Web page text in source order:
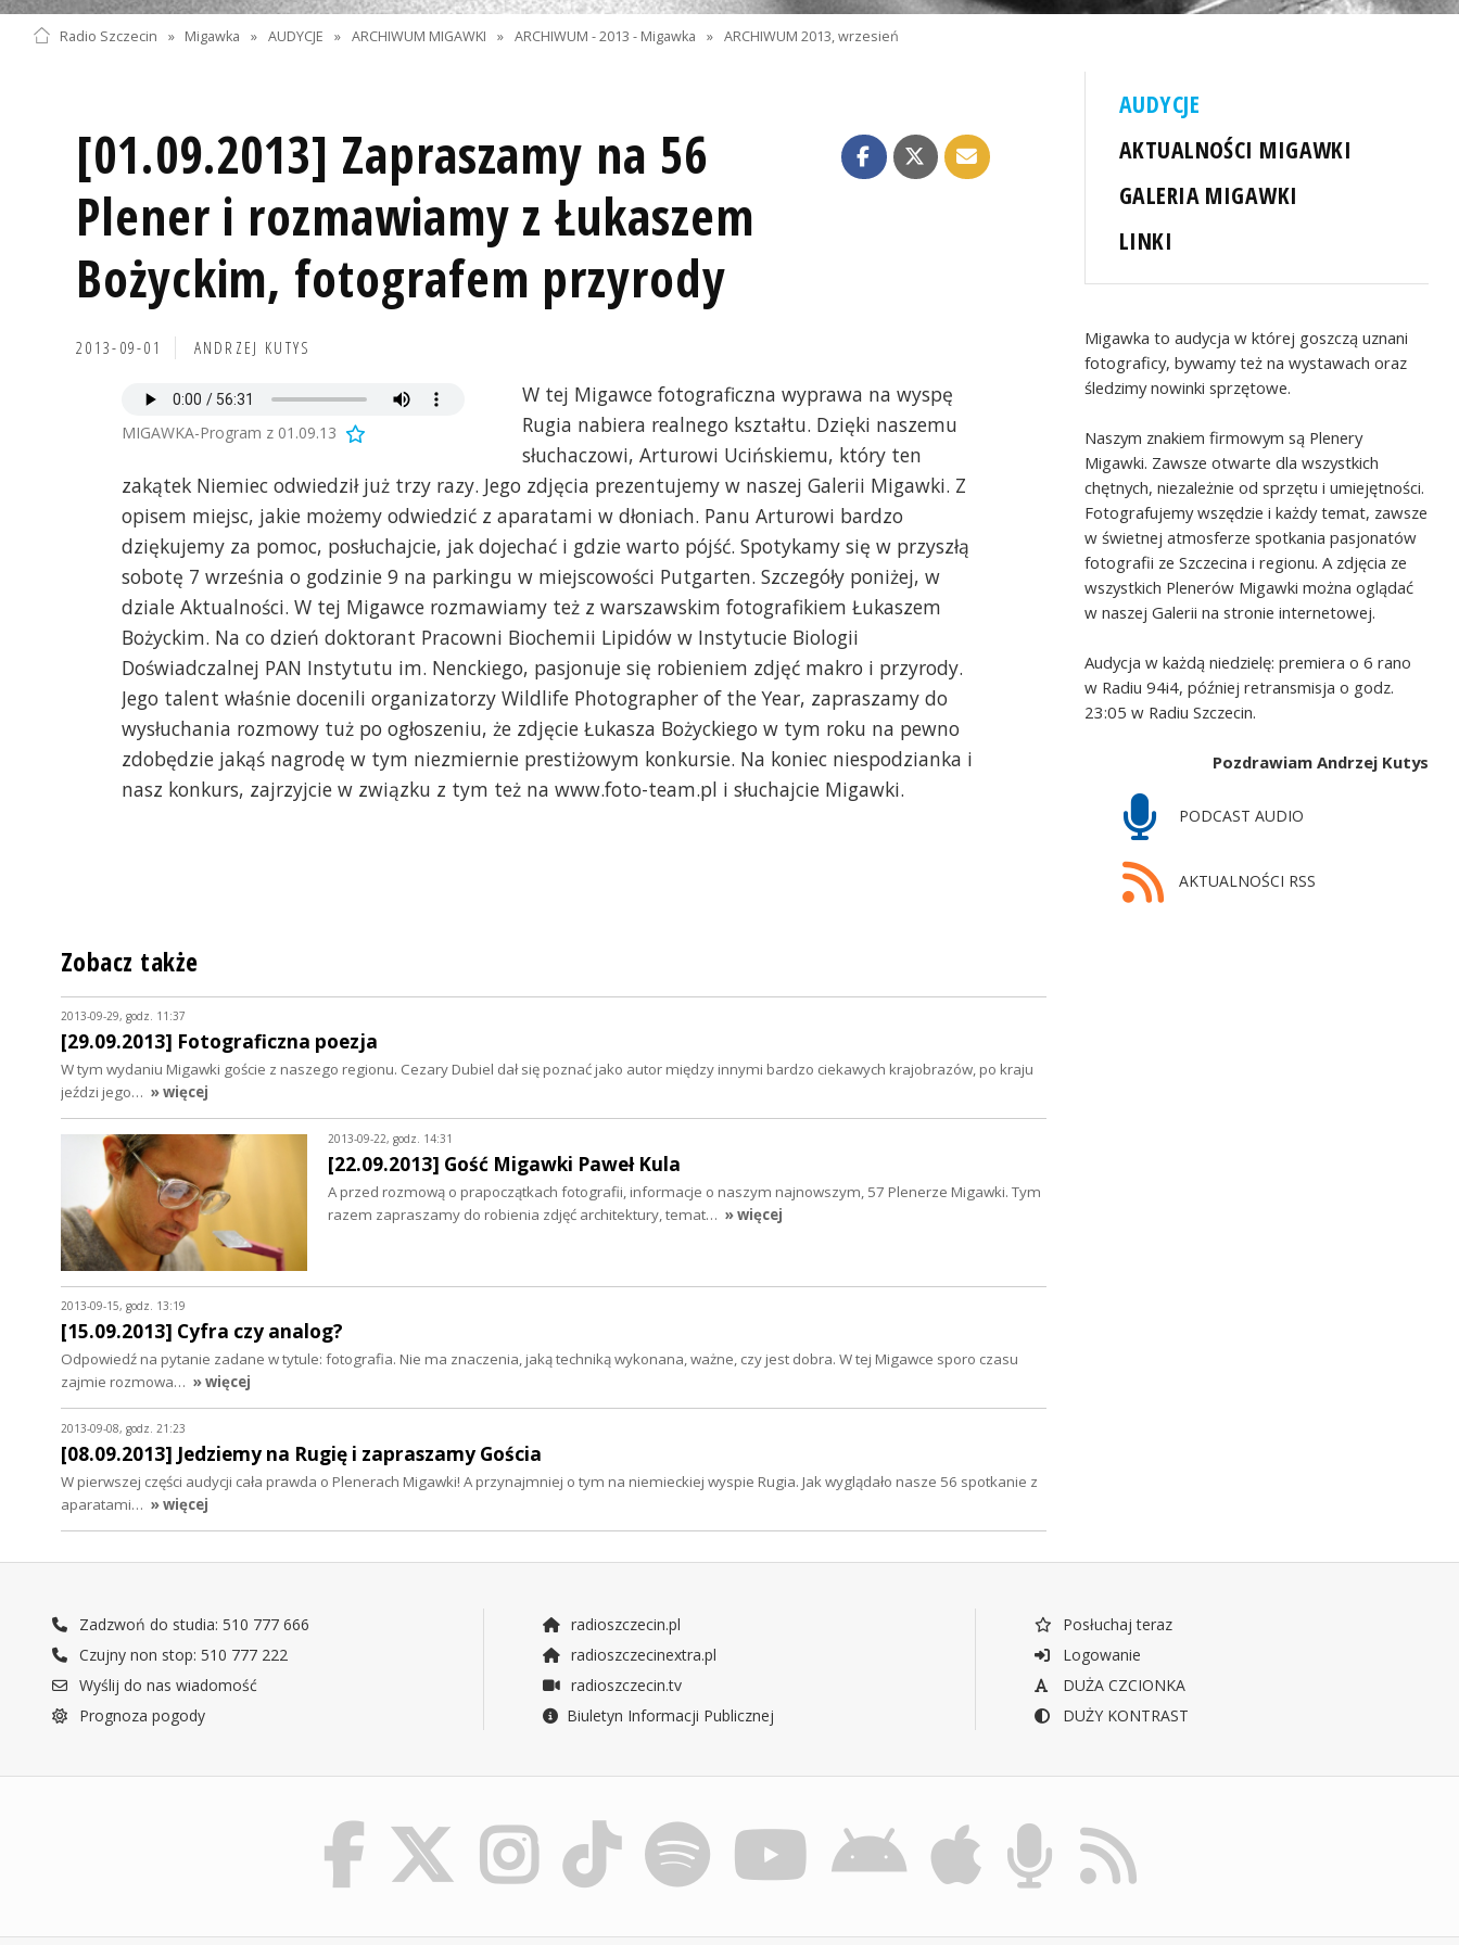
Radio Szczecin » Migawka » AUDYCJE » ARCHIWUM MIGAWKI » ARCHIWUM - 2013 - Migawka » ARCHIWUM 2013, wrzesień
[01.09.2013] Zapraszamy na 56
Plener i rozmawiamy z Łukaszem
Bożyckim, fotografem przyrody
2013-09-01 ANDRZEJ KUTYS
MIGAWKA-Program z 01.09.13
W tej Migawce fotograficzna wyprawa na wyspę
Rugia nabiera realnego kształtu. Dzięki naszemu
słuchaczowi, Arturowi Ucińskiemu, który ten
zakątek Niemiec odwiedził już trzy razy. Jego zdjęcia prezentujemy w naszej Galerii Migawki. Z
opisem miejsc, jakie możemy odwiedzić z aparatami w dłoniach. Panu Arturowi bardzo
dziękujemy za pomoc, posłuchajcie, jak dojechać i gdzie warto pójść. Spotykamy się w przyszłą
sobotę 7 września o godzinie 9 na parkingu w miejscowości Putgarten. Szczegóły poniżej, w
dziale Aktualności. W tej Migawce rozmawiamy też z warszawskim fotografikiem Łukaszem
Bożyckim. Na co dzień doktorant Pracowni Biochemii Lipidów w Instytucie Biologii
Doświadczalnej PAN Instytutu im. Nenckiego, pasjonuje się robieniem zdjęć makro i przyrody.
Jego talent właśnie docenili organizatorzy Wildlife Photographer of the Year, zapraszamy do
wysłuchania rozmowy tuż po ogłoszeniu, że zdjęcie Łukasza Bożyckiego w tym roku na pewno
zdobędzie jakąś nagrodę w tym niezmiernie prestiżowym konkursie. Na koniec niespodzianka i
nasz konkurs, zajrzyjcie w związku z tym też na www.foto-team.pl i słuchajcie Migawki.
AUDYCJE
AKTUALNOŚCI MIGAWKI
GALERIA MIGAWKI
LINKI
Migawka to audycja w której goszczą uznani
fotograficy, bywamy też na wystawach oraz
śledzimy nowinki sprzętowe.
Naszym znakiem firmowym są Plenery
Migawki. Zawsze otwarte dla wszystkich
chętnych, niezależnie od sprzętu i umiejętności.
Fotografujemy wszędzie i każdy temat, zawsze
w świetnej atmosferze spotkania pasjonatów
fotografii ze Szczecina i regionu. A zdjęcia ze
wszystkich Plenerów Migawki można oglądać
w naszej Galerii na stronie internetowej.
Audycja w każdą niedzielę: premiera o 6 rano
w Radiu 94i4, później retransmisja o godz.
23:05 w Radiu Szczecin.
Pozdrawiam Andrzej Kutys
PODCAST AUDIO
AKTUALNOŚCI RSS
Zobacz także
2013-09-29, godz. 11:37
[29.09.2013] Fotograficzna poezja
W tym wydaniu Migawki goście z naszego regionu. Cezary Dubiel dał się poznać jako autor między innymi bardzo ciekawych krajobrazów, po kraju
jeździ jego… » więcej
2013-09-22, godz. 14:31
[22.09.2013] Gość Migawki Paweł Kula
A przed rozmową o prapoczątkach fotografii, informacje o naszym najnowszym, 57 Plenerze Migawki. Tym
razem zapraszamy do robienia zdjęć architektury, temat… » więcej
2013-09-15, godz. 13:19
[15.09.2013] Cyfra czy analog?
Odpowiedź na pytanie zadane w tytule: fotografia. Nie ma znaczenia, jaką techniką wykonana, ważne, czy jest dobra. W tej Migawce sporo czasu
zajmie rozmowa… » więcej
2013-09-08, godz. 21:23
[08.09.2013] Jedziemy na Rugię i zapraszamy Gościa
W pierwszej części audycji cała prawda o Plenerach Migawki! A przynajmniej o tym na niemieckiej wyspie Rugia. Jak wyglądało nasze 56 spotkanie z
aparatami… » więcej
Zadzwoń do studia: 510 777 666
Czujny non stop: 510 777 222
Wyślij do nas wiadomość
Prognoza pogody
radioszczecin.pl
radioszczecinextra.pl
radioszczecin.tv
Biuletyn Informacji Publicznej
Posłuchaj teraz
Logowanie
DUŻA CZCIONKA
DUŻY KONTRAST